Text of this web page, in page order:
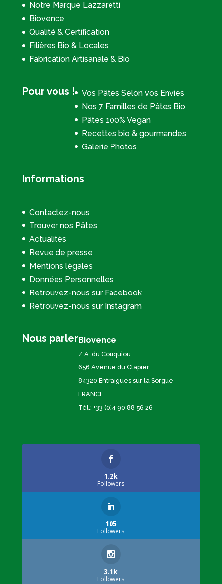
Notre Marque Lazzaretti
Biovence
Qualité & Certification
Filières Bio & Locales
Fabrication Artisanale & Bio
Pour vous !
Vos Pâtes Selon vos Envies
Nos 7 Familles de Pâtes Bio
Pâtes 100% Vegan
Recettes bio & gourmandes
Galerie Photos
Informations
Contactez-nous
Trouver nos Pâtes
Actualités
Revue de presse
Mentions légales
Données Personnelles
Retrouvez-nous sur Facebook
Retrouvez-nous sur Instagram
Nous parlerBiovence
Z.A. du Couquiou
656 Avenue du Clapier
84320 Entraigues sur la Sorgue
FRANCE
Tél.: +33 (0)4 90 88 56 26
1.2k
Followers
105
Followers
3.1k
Followers